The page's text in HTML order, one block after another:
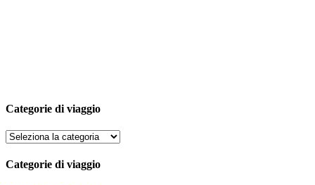
Categorie di viaggio
Categorie di viaggio